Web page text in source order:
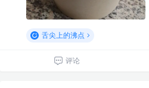
舌尖上的沸点
评论